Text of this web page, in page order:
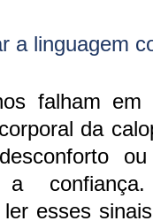
a linguagem
falham em
da
a
esses